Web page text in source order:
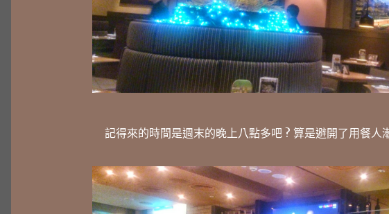
記得來的時間是週末的晚上八點多吧 ? 算是避開了用餐人